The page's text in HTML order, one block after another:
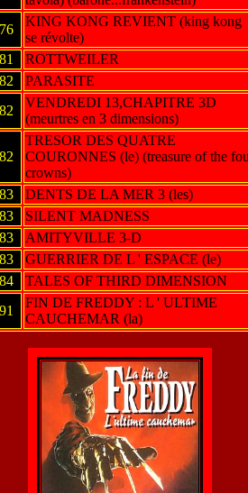
KING KONG REVIENT (king kong
se révolte)
ROTTWEILER
PARASITE
VENDREDI 13,CHAPITRE 3D
(meurtres en 3 dimensions)
TRESOR DES QUATRE
COURONNES (le) (treasure of the
crowns)
DENTS DE LA MER 3 (les)
SILENT MADNESS
AMITYVILLE 3-D
GUERRIER DE L ' ESPACE (le)
TALES OF THIRD DIMENSION
FIN DE FREDDY : L ' ULTIME
CAUCHEMAR (la)